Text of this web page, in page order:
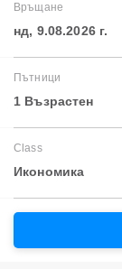
Връщане
нд, 9.08.2026 г.
Пътници
1 Възрастен
Class
Икономика